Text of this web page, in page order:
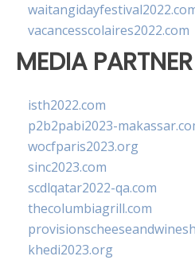
vacancesscolaires2022.com
MEDIA
isth2022.com
p2b2pabi2023-
wocfparis2023.org
sinc2023.com
scdlqatar2022-qa.com
thecolumbiagrill.com
khedi2023.org